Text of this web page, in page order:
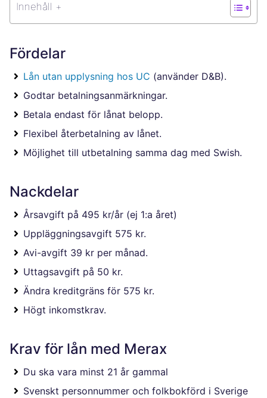
Innehåll +
Fördelar
Lån utan upplysning hos UC (använder D&B).
Godtar betalningsanmärkningar.
Betala endast för lånat belopp.
Flexibel återbetalning av lånet.
Möjlighet till utbetalning samma dag med Swish.
Nackdelar
Årsavgift på 495 kr/år (ej 1:a året)
Uppläggningsavgift 575 kr.
Avi-avgift 39 kr per månad.
Uttagsavgift på 50 kr.
Ändra kreditgräns för 575 kr.
Högt inkomstkrav.
Krav för lån med Merax
Du ska vara minst 21 år gammal
Svenskt personnummer och folkbokförd i Sverige